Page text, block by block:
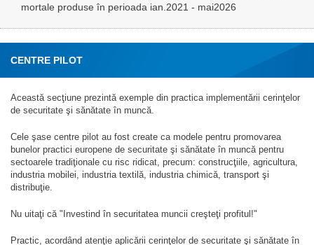
mortale produse în perioada ian.2021 - mai2026
CENTRE PILOT
Această secţiune prezintă exemple din practica implementării cerinţelor
de securitate şi sănătate în muncă.
Cele şase centre pilot au fost create ca modele pentru promovarea
bunelor practici europene de securitate şi sănătate în muncă pentru
sectoarele tradiţionale cu risc ridicat, precum: construcţiile, agricultura,
industria mobilei, industria textilă, industria chimică, transport şi
distribuţie.
Nu uitaţi că "Investind în securitatea muncii creşteţi profitul!"
Practic, acordând atenţie aplicării cerinţelor de securitate şi sănătate în